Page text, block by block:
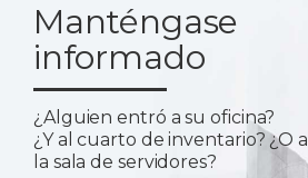
Manténgase
informado
¿Alguien entró a su oficina?
¿Y al cuarto de inventario? ¿O a
la sala de servidores?